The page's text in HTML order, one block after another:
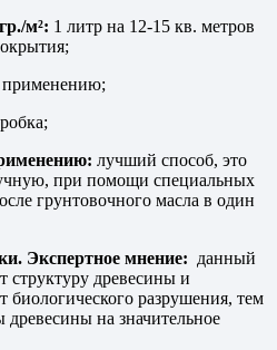
м²: 1 литр на 12-15 кв. метров
применению;
лучший способ, это
при помощи специальных
грунтовочного масла в один
Экспертное мнение: данный
структуру древесины и
биологического разрушения, тем
на значительное